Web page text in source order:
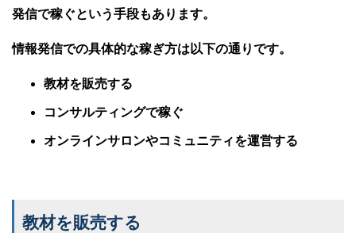
発信で稼ぐという手段もあります。
情報発信での具体的な稼ぎ方は以下の通りです。
教材を販売する
コンサルティングで稼ぐ
オンラインサロンやコミュニティを運営する
教材を販売する